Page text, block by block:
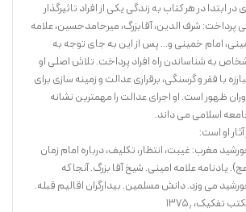
در ابتدا در هر کتاب به زندگی یکی از افراد تاثیرگذار
پرداخت: شرف الدین، آقابزرگ، میرحامدحسین، علامه
امام خمینی و… پس از این به جای توجه به
به شناساندن راه افراد پرداخت. تلاش اصلی او
با فقر و گرسنگی، برقراری عدالت و زمینه سازی برای
ظهور است. او اجرای عدالت را مهمترین نشانه
اسلامی می داند.
آثار او است:
مغرب: غیبت، انتظار، تکلیف، درباره امام زمان
یادنامه علامه امینی. شیخ آقا بزرگ. آنجا که
می وزد. دانش مسلمین. بیدارگران اقالیم قبله.
تفکیک، ۱۳۷۵٫